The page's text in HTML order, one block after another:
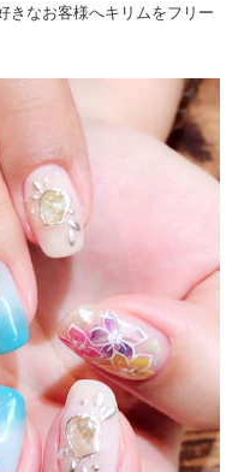
きなお客様へキリムをフリー